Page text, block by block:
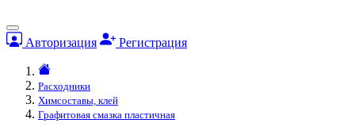
Авторизация Регистрация
Расходники
Химсоставы, клей
Графитовая смазка пластичная